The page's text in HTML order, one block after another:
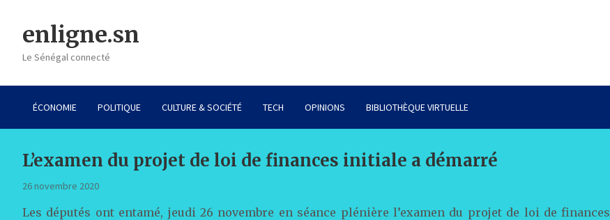
contentenligne.sn
Le Sénégal connecté
ÉCONOMIE POLITIQUE CULTURE & SOCIÉTÉ TECH OPINIONS BIBLIOTHÈQUE VIRTUELLE
L’examen du projet de loi de finances initiale a démarré
26 novembre 2020
Les députés ont entamé, jeudi 26 novembre en séance plénière l’examen du projet de loi de finances